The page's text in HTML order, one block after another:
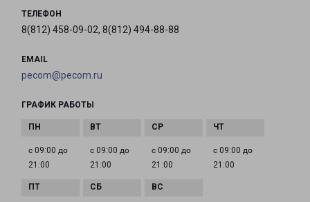
ТЕЛЕФОН
8(812) 458-09-02, 8(812) 494-88-88
EMAIL
pecom@pecom.ru
ГРАФИК РАБОТЫ
с 09:00 до
21:00
с 09:00 до
21:00
с 09:00 до
21:00
с 09:00 до
21:00